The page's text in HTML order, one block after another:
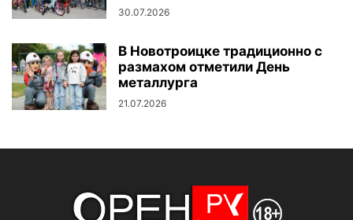
30.07.2026
В Новотроицке традиционно с
размахом отметили День
металлурга
21.07.2026